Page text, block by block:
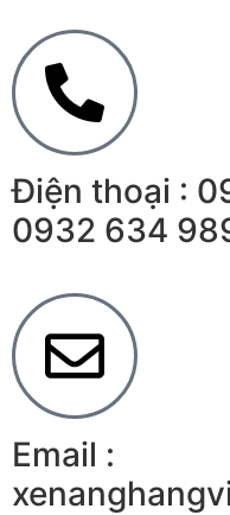
Điện thoại :
0932 634
Email :